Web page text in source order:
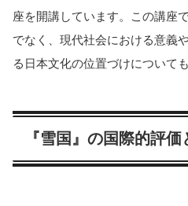
座を開講しています。この講座
でなく、現代社会における意義
る日本文化の位置づけについて
『雪国』の国際的評価